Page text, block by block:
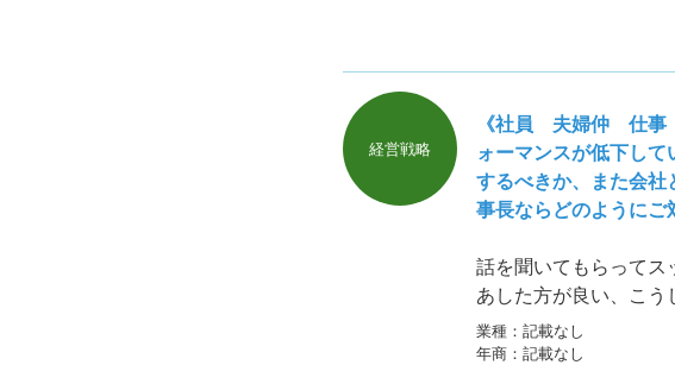
経営戦略
《社員 夫婦仲 仕事
ォーマンスが低下し
するべきか、また会社
事長ならどのようにご
話を聞いてもらってス
あした方が良い、こう
く人はいません(笑)大
業種： 記載なし
年商： 記載なし